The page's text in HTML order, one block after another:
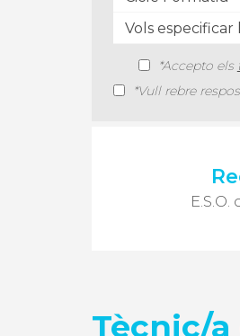
*Accepto els
*Vull rebre
Tècnic/